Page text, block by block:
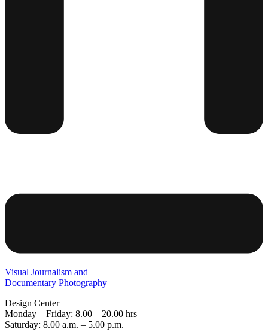
Visual Journalism and
Documentary Photography
Design Center
Monday – Friday: 8.00 – 20.00 hrs
Saturday: 8.00 a.m. – 5.00 p.m.